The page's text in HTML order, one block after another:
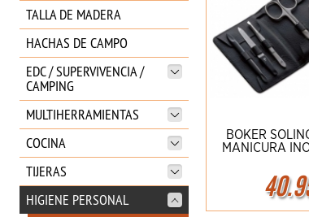
TALLA DE MADERA
HACHAS DE CAMPO
EDC / SUPERVIVENCIA /
CAMPING
MULTIHERRAMIENTAS
COCINA
TIJERAS
HIGIENE PERSONAL
BOKER
MANICURA
Ampliar